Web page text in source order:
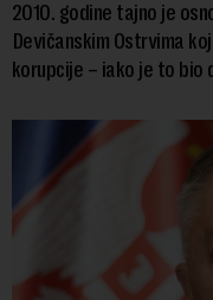
2010. godine tajno je
Devičanskim Ostrvima
korupcije – iako je to bio